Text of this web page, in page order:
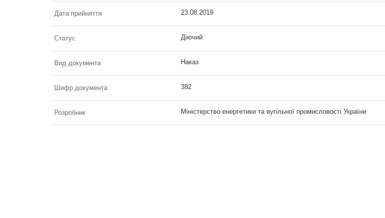
Дата прийняття 23.08.2019
Статус Діючий
Вид документа Наказ
Шифр документа 382
Розробник Міністерство енергетики та вугільної промисловості України